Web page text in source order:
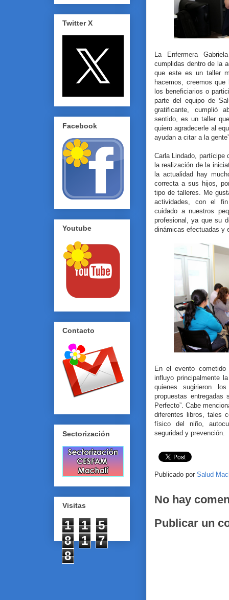
La Enfermera
cumplidas dentro de la
que este es un taller
hacemos, creemos
los beneficiarios o
parte del equipo de
gratificante, cumplió
sentido, es un taller
quiero agradecerle al
ayudan a citar a la
Carla Lindado, partícipe
la realización de la
la actualidad hay
correcta a sus hijos,
tipo de talleres. Me
actividades, con el
cuidado a nuestros
profesional, ya que su
dinámicas efectuadas y
En el evento cometido
influyo principalmente
quienes sugirieron
propuestas
Perfecto”. Cabe
diferentes libros, tales
físico del niño,
seguridad y prevención.
Publicado por Salud
No hay
Publicar un
Twitter X
Facebook
Youtube
Contacto
Sectorización
Visitas
1 1
5
8
1
7
8